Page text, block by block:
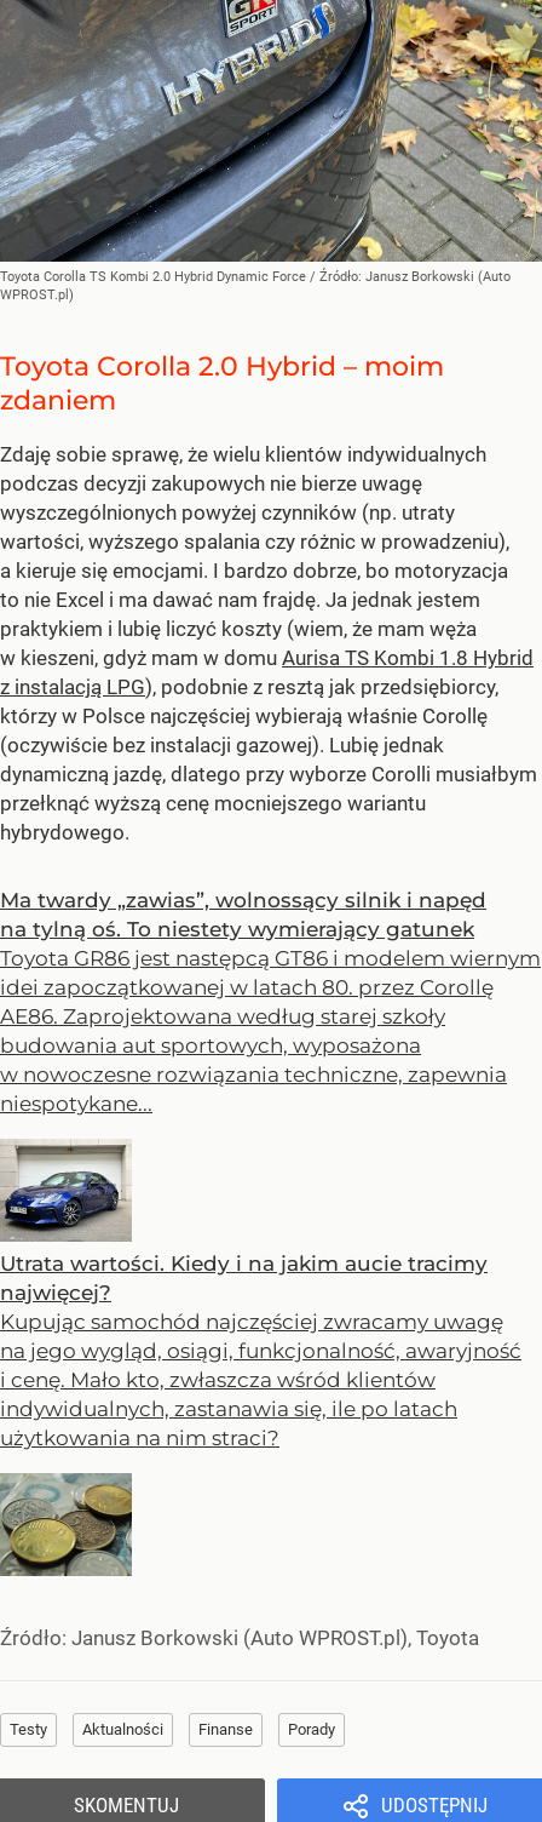
Toyota Corolla TS Kombi 2.0 Hybrid Dynamic Force / Źródło: Janusz Borkowski (Auto
WPROST.pl)
Toyota Corolla 2.0 Hybrid – moim
zdaniem
Zdaję sobie sprawę, że wielu klientów indywidualnych
podczas decyzji zakupowych nie bierze uwagę
wyszczególnionych powyżej czynników (np. utraty
wartości, wyższego spalania czy różnic w prowadzeniu),
a kieruje się emocjami. I bardzo dobrze, bo motoryzacja
to nie Excel i ma dawać nam frajdę. Ja jednak jestem
praktykiem i lubię liczyć koszty (wiem, że mam węża
w kieszeni, gdyż mam w domu Aurisa TS Kombi 1.8 Hybrid
z instalacją LPG), podobnie z resztą jak przedsiębiorcy,
którzy w Polsce najczęściej wybierają właśnie Corollę
(oczywiście bez instalacji gazowej). Lubię jednak
dynamiczną jazdę, dlatego przy wyborze Corolli musiałbym
przełknąć wyższą cenę mocniejszego wariantu
hybrydowego.
Ma twardy „zawias”, wolnossący silnik i napęd
na tylną oś. To niestety wymierający gatunek
Toyota GR86 jest następcą GT86 i modelem wiernym
idei zapoczątkowanej w latach 80. przez Corollę
AE86. Zaprojektowana według starej szkoły
budowania aut sportowych, wyposażona
w nowoczesne rozwiązania techniczne, zapewnia
niespotykane...
Utrata wartości. Kiedy i na jakim aucie tracimy
najwięcej?
Kupując samochód najczęściej zwracamy uwagę
na jego wygląd, osiągi, funkcjonalność, awaryjność
i cenę. Mało kto, zwłaszcza wśród klientów
indywidualnych, zastanawia się, ile po latach
użytkowania na nim straci?
Źródło: Janusz Borkowski (Auto WPROST.pl), Toyota
Testy Aktualności Finanse Porady
UDOSTĘPNIJ
SKOMENTUJ